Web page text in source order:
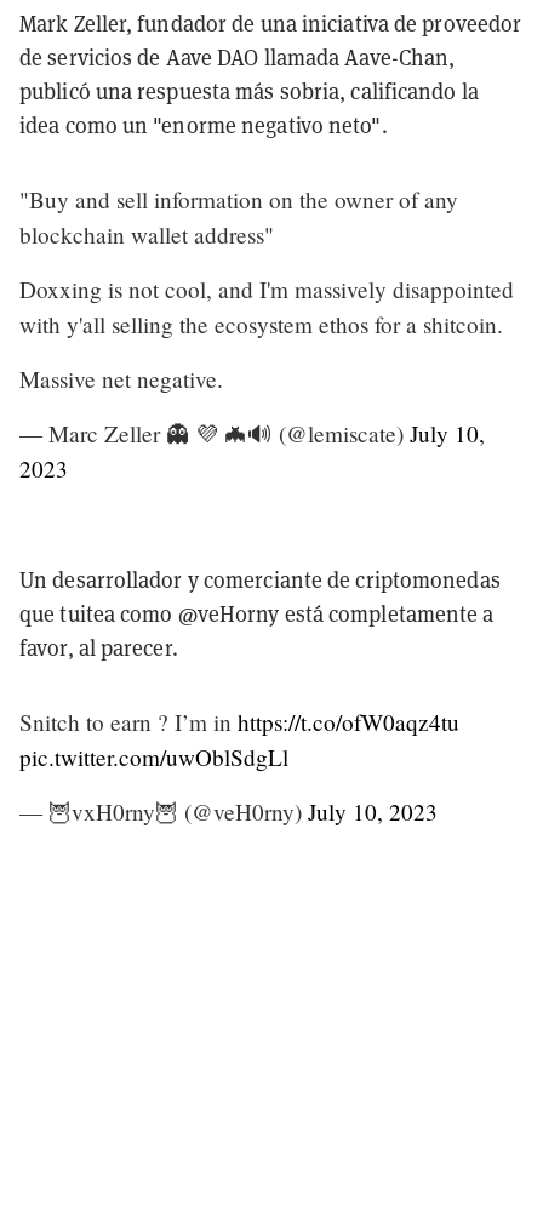
Mark Zeller, fundador de una iniciativa de proveedor
de servicios de Aave DAO llamada Aave-Chan,
publicó una respuesta más sobria, calificando la
idea como un "enorme negativo neto".
"Buy and sell information on the owner of any
blockchain wallet address"
Doxxing is not cool, and I'm massively disappointed
with y'all selling the ecosystem ethos for a shitcoin.
Massive net negative.
— Marc Zeller 👻 💜 🦇🔊 (@lemiscate) July 10,
2023
Un desarrollador y comerciante de criptomonedas
que tuitea como @veH0rny está completamente a
favor, al parecer.
Snitch to earn ? I’m in https://t.co/ofW0aqz4tu
pic.twitter.com/uwOblSdgLl
— 🦉vxH0rny🦉 (@veH0rny) July 10, 2023